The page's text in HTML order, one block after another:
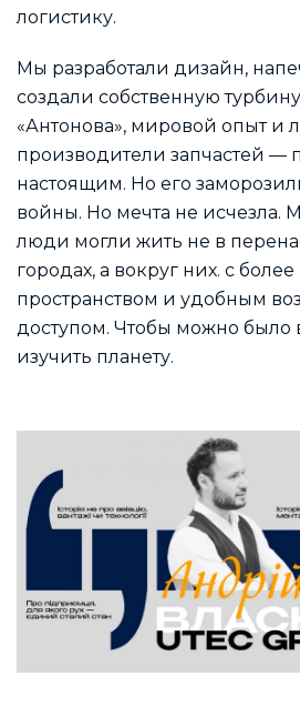
логистику.
Мы разработали дизайн,
создали собственную
«Антонова», мировой опыт и
производители запчастей —
настоящим. Но его
войны. Но мечта не исчезла.
люди могли жить не в
городах, а вокруг них. с
пространством и удобным
доступом. Чтобы можно было
изучить планету.